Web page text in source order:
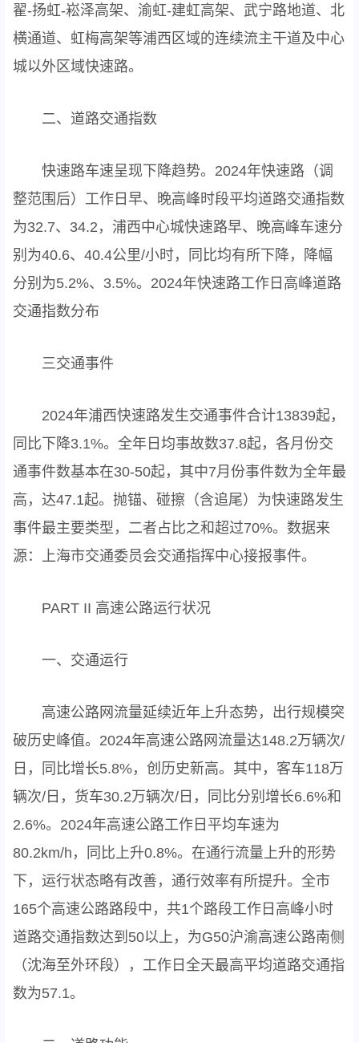
翟-扬虹-崧泽高架、渝虹-建虹高架、武宁路地道、北
横通道、虹梅高架等浦西区域的连续流主干道及中心
城以外区域快速路。
二、道路交通指数
快速路车速呈现下降趋势。2024年快速路（调
整范围后）工作日早、晚高峰时段平均道路交通指数
为32.7、34.2，浦西中心城快速路早、晚高峰车速分
别为40.6、40.4公里/小时，同比均有所下降，降幅
分别为5.2%、3.5%。2024年快速路工作日高峰道路
交通指数分布
三交通事件
2024年浦西快速路发生交通事件合计13839起，
同比下降3.1%。全年日均事故数37.8起，各月份交
通事件数基本在30-50起，其中7月份事件数为全年最
高，达47.1起。抛锚、碰擦（含追尾）为快速路发生
事件最主要类型，二者占比之和超过70%。数据来
源：上海市交通委员会交通指挥中心接报事件。
PART II 高速公路运行状况
一、交通运行
高速公路网流量延续近年上升态势，出行规模突
破历史峰值。2024年高速公路网流量达148.2万辆次/
日，同比增长5.8%，创历史新高。其中，客车118万
辆次/日，货车30.2万辆次/日，同比分别增长6.6%和
2.6%。2024年高速公路工作日平均车速为
80.2km/h，同比上升0.8%。在通行流量上升的形势
下，运行状态略有改善，通行效率有所提升。全市
165个高速公路路段中，共1个路段工作日高峰小时
道路交通指数达到50以上，为G50沪渝高速公路南侧
（沈海至外环段），工作日全天最高平均道路交通指
数为57.1。